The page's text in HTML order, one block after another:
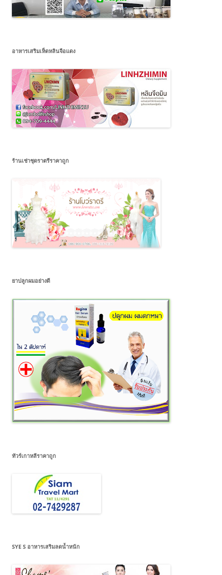
อาหารเสริมเห็ดหลินจือแดง
ร้านเช่าชุดราตรีราคาถูก
ยาปลูกผมอย่างดี
ทัวร์เกาหลีราคาถูก
SYE S อาหารเสริมลดน้ำหนัก